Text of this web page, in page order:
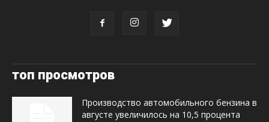
топ просмотров
Производство автомобильного бензина в
августе увеличилось на 10,5 процента